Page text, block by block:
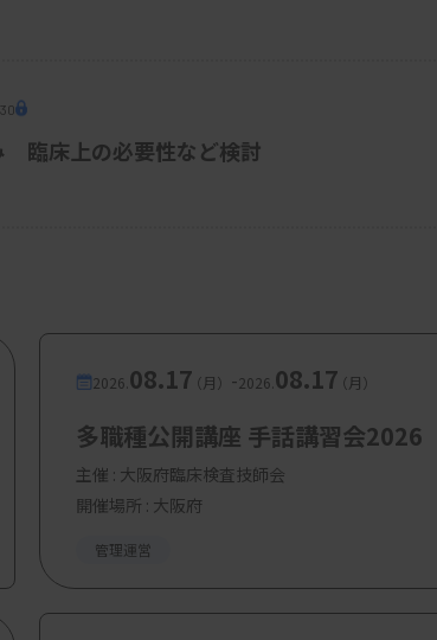
臨床上の必要性など検討
2026.08.17（月） -2026.08.17（月）
多職種公開講座 手話講習会2026
主催 : 大阪府臨床検査技師会
開催場所 : 大阪府
管理運営